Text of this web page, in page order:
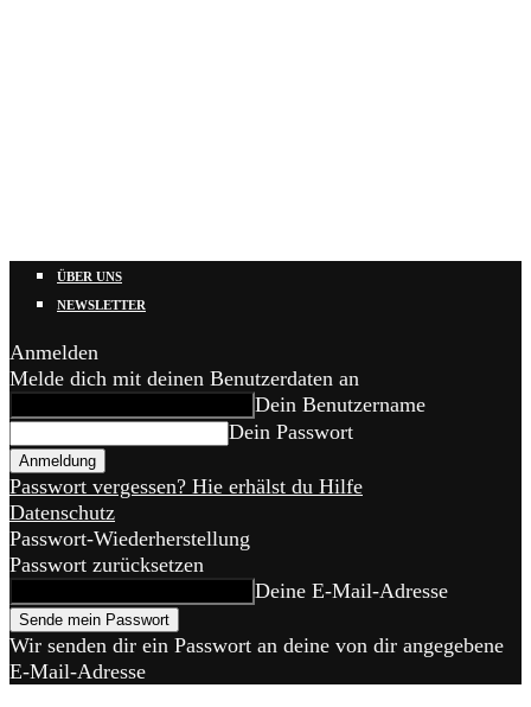
ÜBER UNS
NEWSLETTER
Anmelden
Melde dich mit deinen Benutzerdaten an
Dein Benutzername
Dein Passwort
Passwort vergessen? Hie erhälst du Hilfe
Datenschutz
Passwort-Wiederherstellung
Passwort zurücksetzen
Deine E-Mail-Adresse
Wir senden dir ein Passwort an deine von dir angegebene
E-Mail-Adresse